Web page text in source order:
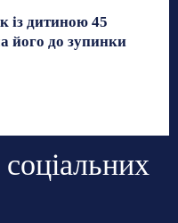
із дитиною 45
його до зупинки